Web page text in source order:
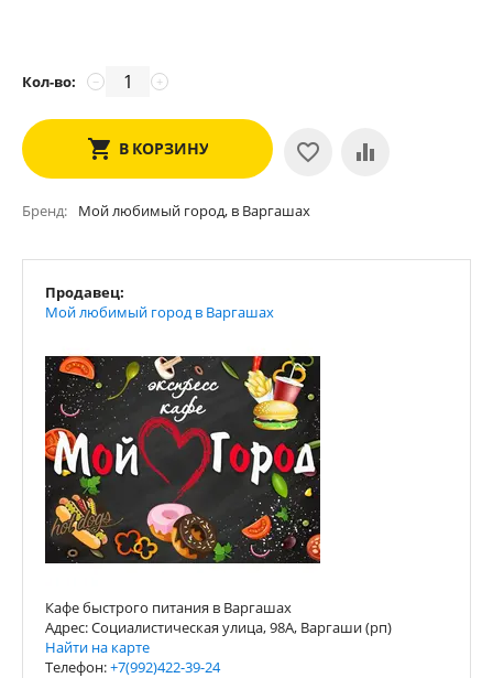
Кол-во: +
−
В КОРЗИНУ
Бренд Мой любимый город, в Варгашах
Продавец:
Мой любимый город в Варгашах
Кафе быстрого питания в Варгашах
Адрес: Социалистическая улица, 98А, Варгаши (рп)
Найти на карте
Телефон:+7(992)422-39-24